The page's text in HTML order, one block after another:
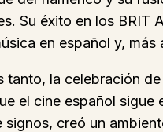
Su éxito en los
en español y,
tanto, la celebración
el cine español
creó un